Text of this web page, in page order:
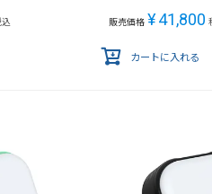
込 販売価格 ¥41,800
カートに入れる